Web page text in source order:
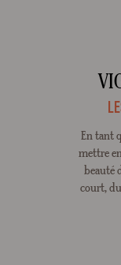
En tant
mettre
beauté
court,